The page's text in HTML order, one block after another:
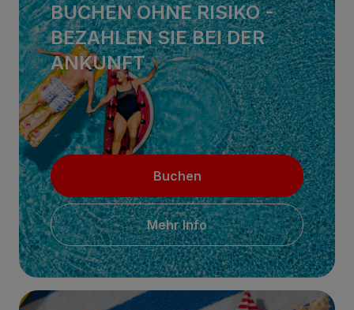
BUCHEN OHNE RISIKO -
BEZAHLEN SIE BEI ​​DER
ANKUNFT
Buchen
Mehr Info